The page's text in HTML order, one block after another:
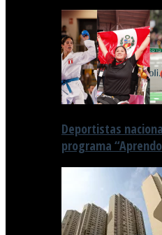
Deportistas
programa